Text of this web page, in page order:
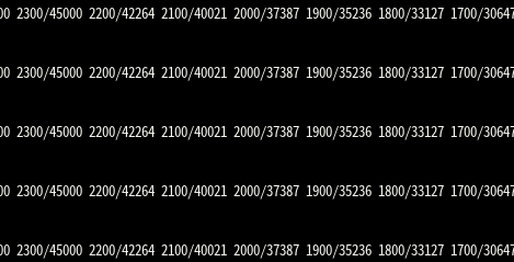
45000 2200/42264 2100/40021 2000/37387 1900/35236 1800/33127 1700/
45000 2200/42264 2100/40021 2000/37387 1900/35236 1800/33127 1700/
45000 2200/42264 2100/40021 2000/37387 1900/35236 1800/33127 1700/
45000 2200/42264 2100/40021 2000/37387 1900/35236 1800/33127 1700/
45000 2200/42264 2100/40021 2000/37387 1900/35236 1800/33127 1700/